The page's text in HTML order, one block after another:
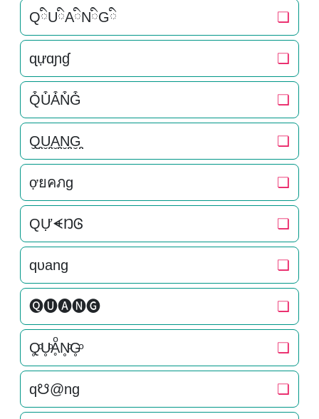
QིUིAིNིGི ❏
ɋựɑɲɠ ❏
Q͒U͒A͒N͒G͒ ❏
Q̬̤̯U̬̤̯A̬̤̯N̬̤̯G̬̤̯ ❏
ợยคภg ❏
QỰᗛŊᎶ ❏
qυang ❏
🅠🅤🅐🅝🅖 ❏
Q̥ͦU̥ͦḀͦN̥ͦG̥ͦ ❏
q☋@ng ❏